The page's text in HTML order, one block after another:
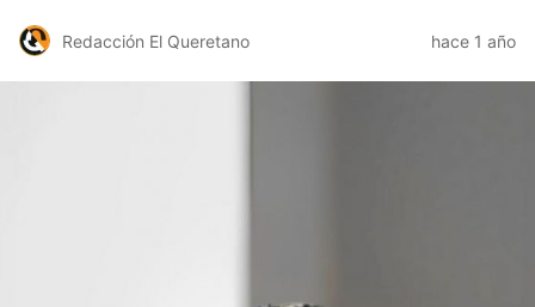
Redacción El Queretano hace 1 año